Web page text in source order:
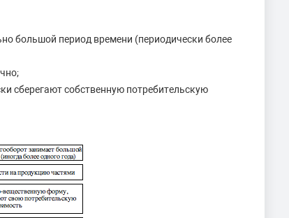
большой период времени (периодически более
сберегают собственную потребительскую